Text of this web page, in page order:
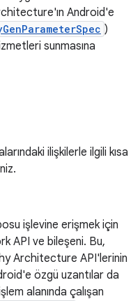
Android'e
)
sunmasına
ilişkilerle ilgili kısa
işlevine erişmek için
API ve bileşeni. Bu,
Architecture API'lerinin
özgü uzantılar da
alanında çalışan